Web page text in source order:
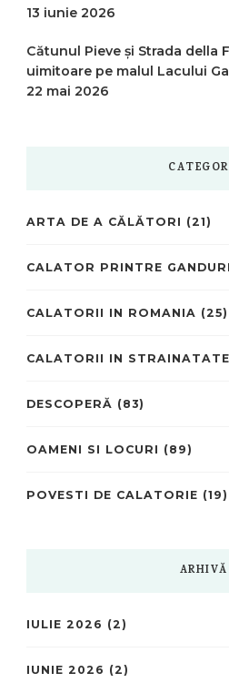
13 iunie 2026
Cătunul Pieve și Strada della
uimitoare pe malul Lacului
22 mai 2026
ARTA DE A CĂLĂTORI (21)
CALATOR PRINTRE GANDURI
CALATORII IN ROMANIA (25)
CALATORII IN STRAINATATE
DESCOPERĂ (83)
OAMENI SI LOCURI (89)
POVESTI DE CALATORIE (19)
ARHIVĂ
IULIE 2026 (2)
IUNIE 2026 (2)